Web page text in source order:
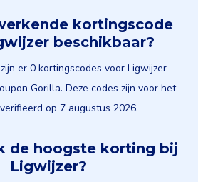
kortingscode
beschikbaar?
er 0 kortingscodes voor Ligwijzer
Gorilla. Deze codes zijn voor het
op 7 augustus 2026.
de hoogste korting bij
Ligwijzer?